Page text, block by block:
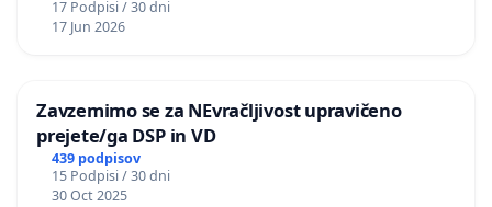
17 Podpisi / 30 dni
17 Jun 2026
Zavzemimo se za NEvračljivost upravičeno
prejete/ga DSP in VD
439 podpisov
15 Podpisi / 30 dni
30 Oct 2025